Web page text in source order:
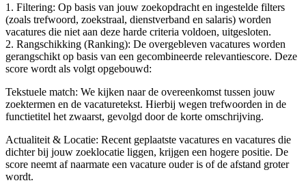
1. Filtering: Op basis van jouw zoekopdracht en ingestelde filters
(zoals trefwoord, zoekstraal, dienstverband en salaris) worden
vacatures die niet aan deze harde criteria voldoen, uitgesloten.
2. Rangschikking (Ranking): De overgebleven vacatures worden
gerangschikt op basis van een gecombineerde relevantiescore. Deze
score wordt als volgt opgebouwd:
Tekstuele match: We kijken naar de overeenkomst tussen jouw
zoektermen en de vacaturetekst. Hierbij wegen trefwoorden in de
functietitel het zwaarst, gevolgd door de korte omschrijving.
Actualiteit & Locatie: Recent geplaatste vacatures en vacatures die
dichter bij jouw zoeklocatie liggen, krijgen een hogere positie. De
score neemt af naarmate een vacature ouder is of de afstand groter
wordt.